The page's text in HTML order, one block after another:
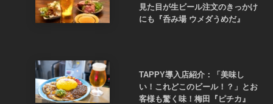
見た目が生ビール注文のきっかけ
にも『呑み場 ウメダうめだ』
TAPPY導入店紹介：「美味し
い！これどこのビール！？」とお
客様も驚く味！梅田『ピチカ』